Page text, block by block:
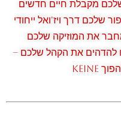
מקבלת חיים חדשים
שלכם דרך ויז'ואל ייחודי
את המוזיקה שלכם
להדהים את הקהל שלכם –
אני כאן כדי לקחת את החזון שלכם ולהפוך Keine